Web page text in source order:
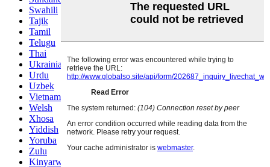
Swahili
Tajik
Tamil
Telugu
Thai
Ukrainian
Urdu
Uzbek
Vietnamese
Welsh
Xhosa
Yiddish
Yoruba
Zulu
Kinyarwanda